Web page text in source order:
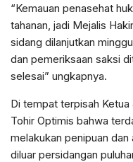
“Kemauan penasehat
tahanan, jadi Mejalis
sidang dilanjutkan
dan pemeriksaan saksi
selesai” ungkapnya.
Di tempat terpisah
Tohir Optimis bahwa
melakukan penipuan
diluar persidangan